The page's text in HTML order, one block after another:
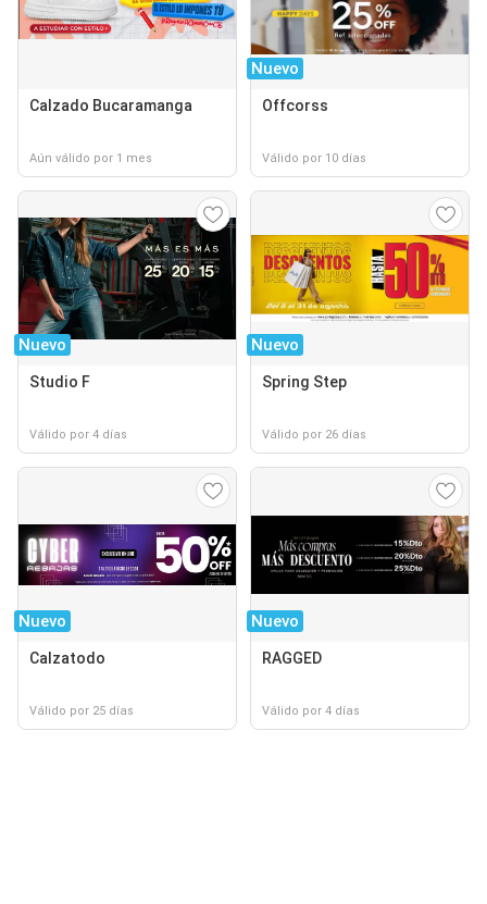
Calzado Bucaramanga
Aún válido por 1 mes
Nuevo
Offcorss
Válido por 10 días
Nuevo
Studio F
Válido por 4 días
Nuevo
Spring Step
Válido por 26 días
Nuevo
Calzatodo
Válido por 25 días
Nuevo
RAGGED
Válido por 4 días